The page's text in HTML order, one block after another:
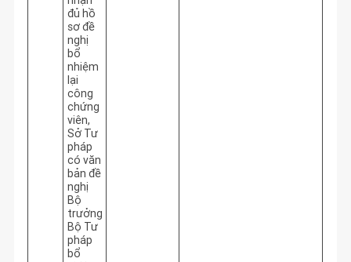
đủ hồ
sơ đề
nghị
bổ
nhiệm
lại
công
chứng
viên,
Sở Tư
pháp
có văn
bản đề
nghị
Bộ
trưởng
Bộ Tư
pháp
bổ